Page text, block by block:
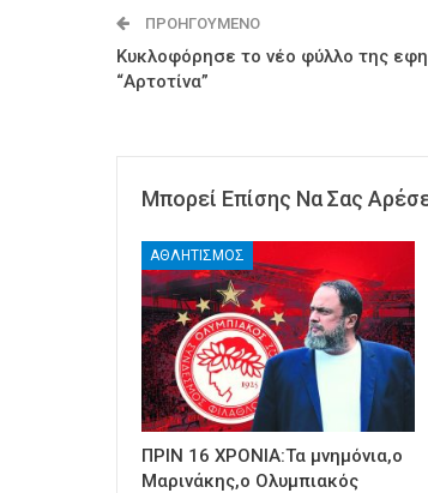
ΠΡΟΗΓΟΎΜΕΝΟ
Κυκλοφόρησε το νέο φύλλο της
“Αρτοτίνα”
Μπορεί Επίσης Να Σας
ΑΘΛΗΤΙΣΜΟΣ
ΠΡΙΝ 16 ΧΡΟΝΙΑ:Τα μνημόνια,ο
Μαρινάκης,ο Ολυμπιακός